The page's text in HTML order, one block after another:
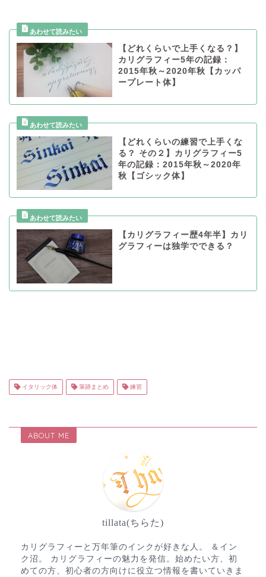
【どれくらいで上手くなる？】
カリグラフィー5年の記録：
2015年秋～2020年秋【カッパ
ープレート体】
【どれくらいの練習で上手くな
る？ その２】カリグラフィー5
年の記録：2015年秋～2020年
秋【ゴシック体】
【カリグラフィー歴4年半】カリ
グラフィーは独学でできる？
イタリック体 筆跡まとめ 練習
ABOUT ME
tillata(ちらた)
カリグラフィーと万年筆のインクが好きな人。 ＆イン
ク沼。 カリグラフィーの魅力を発信。始めたい方、初
めての方、初心者の方向けに役立つ情報を書いていきま